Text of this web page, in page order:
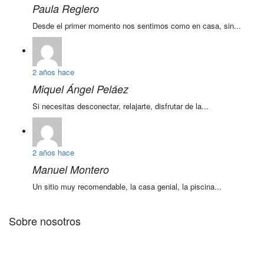
Paula Reglero
Desde el primer momento nos sentimos como en casa, sin...
2 años hace
Miquel Ángel Peláez
Si necesitas desconectar, relajarte, disfrutar de la...
2 años hace
Manuel Montero
Un sitio muy recomendable, la casa genial, la piscina...
Sobre nosotros